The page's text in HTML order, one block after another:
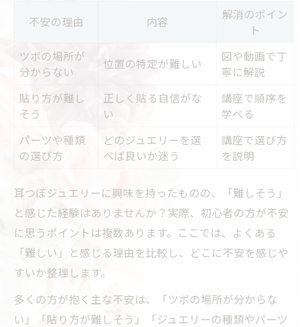
不安の理由 内容
解消のポイン
ト
ツボの場所が
分からない
位置の特定が難しい
図や動画で丁
寧に解説
貼り方が難し
そう
正しく貼る自信がな
い
講座で順序を
学べる
パーツや種類
の選び方
どのジュエリーを選
べば良いか迷う
講座で選び方
を説明
耳つぼジュエリーに興味を持ったものの、「難しそう」
と感じた経験はありませんか？実際、初心者の方が不安
に思うポイントは複数あります。ここでは、よくある
「難しい」と感じる理由を比較し、どこに不安を感じや
すいか整理します。
多くの方が抱く主な不安は、「ツボの場所が分からな
い」「貼り方が難しそう」「ジュエリーの種類やパーツ